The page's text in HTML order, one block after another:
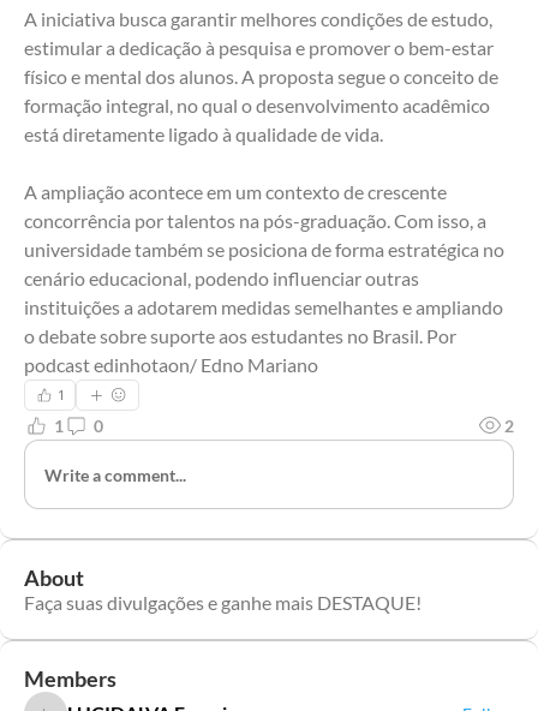
A iniciativa busca garantir melhores condições de estudo,
estimular a dedicação à pesquisa e promover o bem-estar
físico e mental dos alunos. A proposta segue o conceito de
formação integral, no qual o desenvolvimento acadêmico
está diretamente ligado à qualidade de vida.
A ampliação acontece em um contexto de crescente
concorrência por talentos na pós-graduação. Com isso, a
universidade também se posiciona de forma estratégica no
cenário educacional, podendo influenciar outras
instituições a adotarem medidas semelhantes e ampliando
o debate sobre suporte aos estudantes no Brasil. Por
podcast edinhotaon/ Edno Mariano
1
1 0 2
Write a comment...
About
Faça suas divulgações e ganhe mais DESTAQUE!
Members